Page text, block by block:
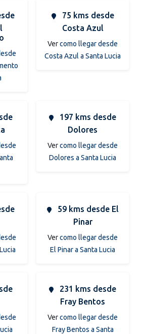
75 kms desde
Costa Azul
Vercomo llegar desde
Costa Azul a Santa Lucia
197 kms desde
Dolores
Vercomo llegar desde
Dolores a Santa Lucia
59 kms desde El
Pinar
Vercomo llegar desde
El Pinar a Santa Lucia
231 kms desde
Fray Bentos
Vercomo llegar desde
Fray Bentos a Santa